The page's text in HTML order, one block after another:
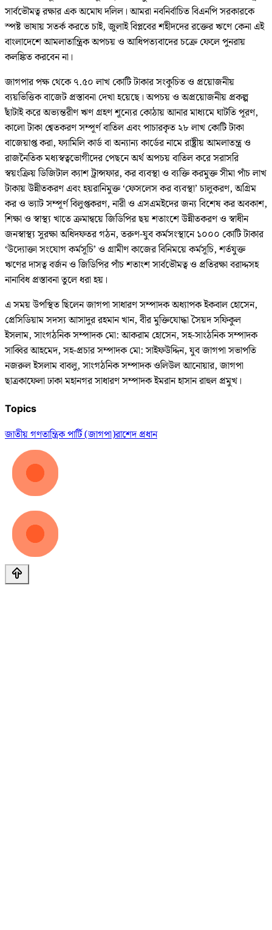
সার্বভৌমত্ব রক্ষার এক অমোঘ দলিল। আমরা নবনির্বাচিত বিএনপি সরকারকে
স্পষ্ট ভাষায় সতর্ক করতে চাই, জুলাই বিপ্লবের শহীদদের রক্তের ঋণে কেনা এই
বাংলাদেশে আমলাতান্ত্রিক অপচয় ও আধিপত্যবাদের চক্রে ফেলে পুনরায়
কলঙ্কিত করবেন না।
জাগপার পক্ষ থেকে ৭.৫০ লাখ কোটি টাকার সংকুচিত ও প্রয়োজনীয়
ব্যয়ভিত্তিক বাজেট প্রস্তাবনা দেখা হয়েছে। অপচয় ও অপ্রয়োজনীয় প্রকল্প
ছাঁটাই করে অভ্যন্তরীণ ঋণ গ্রহণ শূন্যের কোঠায় আনার মাধ্যমে ঘাটতি পূরণ,
কালো টাকা শ্বেতকরণ সম্পূর্ণ বাতিল এবং পাচারকৃত ২৮ লাখ কোটি টাকা
বাজেয়াপ্ত করা, ফ্যামিলি কার্ড বা অন্যান্য কার্ডের নামে রাষ্ট্রীয় আমলাতন্ত্র ও
রাজনৈতিক মধ্যস্বত্বভোগীদের পেছনে অর্থ অপচয় বাতিল করে সরাসরি
স্বয়ংক্রিয় ডিজিটাল ক্যাশ ট্রান্সফার, কর ব্যবস্থা ও ব্যক্তি করমুক্ত সীমা পাঁচ লাখ
টাকায় উন্নীতকরণ এবং হয়রানিমুক্ত ‘ফেসলেস কর ব্যবস্থা’ চালুকরণ, অগ্রিম
কর ও ভ্যাট সম্পূর্ণ বিলুপ্তকরণ, নারী ও এসএমইদের জন্য বিশেষ কর অবকাশ,
শিক্ষা ও স্বাস্থ্য খাতে ক্রমান্বয়ে জিডিপির ছয় শতাংশে উন্নীতকরণ ও স্বাধীন
জনস্বাস্থ্য সুরক্ষা অধিদফতর গঠন, তরুণ-যুব কর্মসংস্থানে ১০০০ কোটি টাকার
‘উদ্যোক্তা সংযোগ কর্মসূচি’ ও গ্রামীণ কাজের বিনিময়ে কর্মসূচি, শর্তযুক্ত
ঋণের দাসত্ব বর্জন ও জিডিপির পাঁচ শতাংশ সার্বভৌমত্ব ও প্রতিরক্ষা বরাদ্দসহ
নানাবিধ প্রস্তাবনা তুলে ধরা হয়।
এ সময় উপস্থিত ছিলেন জাগপা সাধারণ সম্পাদক অধ্যাপক ইকবাল হোসেন,
প্রেসিডিয়াম সদস্য আসাদুর রহমান খান, বীর মুক্তিযোদ্ধা সৈয়দ সফিকুল
ইসলাম, সাংগঠনিক সম্পাদক মো: আকরাম হোসেন, সহ-সাংঠনিক সম্পাদক
সাব্বির আহমেদ, সহ-প্রচার সম্পাদক মো: সাইফউদ্দিন, যুব জাগপা সভাপতি
নজরুল ইসলাম বাবলু, সাংগঠনিক সম্পাদক ওলিউল আনোয়ার, জাগপা
ছাত্রকাফেলা ঢাকা মহানগর সাধারণ সম্পাদক ইমরান হাসান রাহুল প্রমুখ।
Topics
জাতীয় গণতান্ত্রিক পার্টি (জাগপা)রাশেদ প্রধান